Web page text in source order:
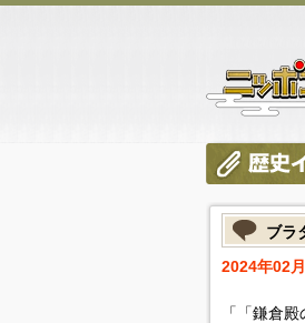
ブラ
2024年02
「「鎌倉